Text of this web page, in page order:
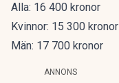
Alla: 16 400 kronor
Kvinnor: 15 300 kronor
Män: 17 700 kronor
ANNONS